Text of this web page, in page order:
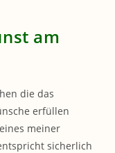
am
die das
erfüllen
meiner
sicherlich